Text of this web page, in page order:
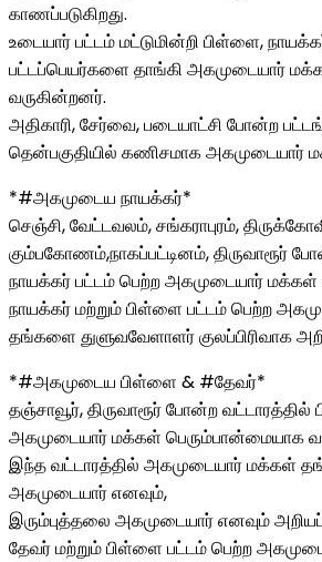
காணப்படுகிறது.
உடையார் பட்டம் மட்டுமின்றி பிள்ளை,
பட்டப்பெயர்களை தாங்கி அகமுடையார்
வருகின்றனர்.
அதிகாரி, சேர்வை, படையாட்சி போன்ற
தென்பகுதியில் கணிசமாக அகமுடையார்
*#அகமுடைய நாயக்கர்*
செஞ்சி, வேட்டவலம், சங்கராபுரம்,
கும்பகோணம்,நாகப்பட்டினம், திருவாரூர்
நாயக்கர் பட்டம் பெற்ற அகமுடையார் மக்கள்
நாயக்கர் மற்றும் பிள்ளை பட்டம் பெற்ற
தங்களை துளுவவேளாளர் குலப்பிரிவாக
*#அகமுடைய பிள்ளை & #தேவர்*
தஞ்சாவூர், திருவாரூர் போன்ற
அகமுடையார் மக்கள் பெரும்பான்மையாக
இந்த வட்டாரத்தில் அகமுடையார் மக்கள்
அகமுடையார் எனவும்,
இரும்புத்தலை அகமுடையார் எனவும்
தேவர் மற்றும் பிள்ளை பட்டம் பெற்ற